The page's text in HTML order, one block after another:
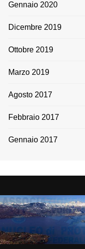
Gennaio 2020
Dicembre 2019
Ottobre 2019
Marzo 2019
Agosto 2017
Febbraio 2017
Gennaio 2017